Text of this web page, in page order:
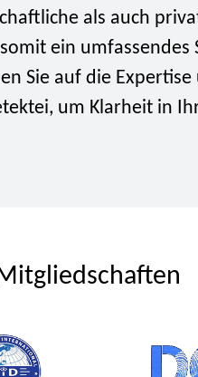
als auch
ein umfassendes
Sie auf die Expertise
um Klarheit in